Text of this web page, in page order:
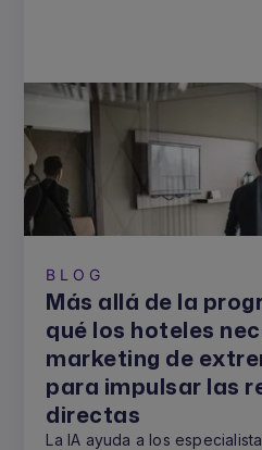
BLOG
Más allá de la
qué los hoteles
marketing de
para impulsar las
directas
La IA ayuda a los